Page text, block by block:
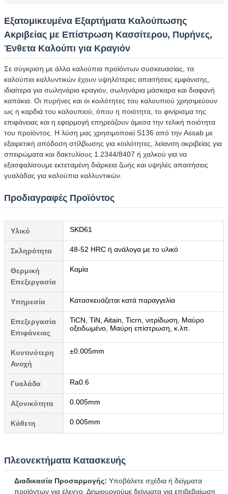
Εξατομικευμένα Εξαρτήματα Καλούπωσης
Ακριβείας με Επίστρωση Κασσίτερου, Πυρήνες,
Ένθετα Καλούπι για Κραγιόν
Σε σύγκριση με άλλα καλούπια προϊόντων συσκευασίας, τα
καλούπια καλλυντικών έχουν υψηλότερες απαιτήσεις εμφάνισης,
ιδιαίτερα για σωληνάρια κραγιόν, σωληνάρια μάσκαρα και διαφανή
καπάκια. Οι πυρήνες και οι κοιλότητες του καλουπιού χρησιμεύουν
ως η καρδιά του καλουπιού, όπου η ποιότητα, το φινίρισμα της
επιφάνειας και η εφαρμογή επηρεάζουν άμεσα την τελική ποιότητα
του προϊόντος. Η λύση μας χρησιμοποιεί S136 από την Assab με
εξαιρετική απόδοση στίλβωσης για κοιλότητες, λείανση ακριβείας για
σπειρώματα και δακτυλίους 1.2344/8407 ή χαλκού για να
εξασφαλίσουμε εκτεταμένη διάρκεια ζωής και υψηλές απαιτήσεις
γυαλάδας για καλούπια καλλυντικών.
Προδιαγραφές Προϊόντος
Υλικό SKD61
Σκληρότητα 48-52 HRC ή ανάλογα με το υλικό
Θερμική
Επεξεργασία
Καμία
Υπηρεσία Κατασκευάζεται κατά παραγγελία
Επεξεργασία
Επιφάνειας
TiCN, TiN, Aitain, Ticrn, νιτρίδωση, Μαύρο
οξειδωμένο, Μαύρη επίστρωση, κ.λπ.
Κοντινότερη
Ανοχή
±0.005mm
Γυαλάδα Ra0.6
Αξονικότητα 0.005mm
Κάθετη 0.005mm
Πλεονεκτήματα Κατασκευής
Διαδικασία Προσαρμογής: Υποβάλετε σχέδια ή δείγματα
προϊόντων για έλεγχο. Δημιουργούμε δείγματα για επιβεβαίωση